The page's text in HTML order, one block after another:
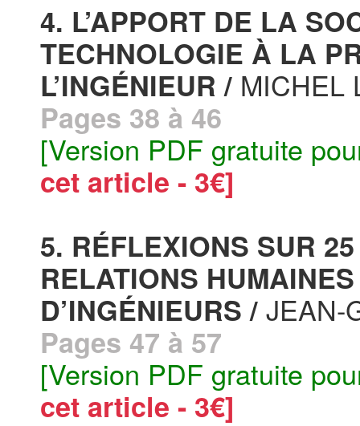
4. L’APPORT DE LA
TECHNOLOGIE À LA
L’INGÉNIEUR / MICHEL
Pages 38 à 46
[Version PDF gratuite
cet article - 3€]
5. RÉFLEXIONS SUR
RELATIONS
D’INGÉNIEURS / JEAN-
Pages 47 à 57
[Version PDF gratuite
cet article - 3€]